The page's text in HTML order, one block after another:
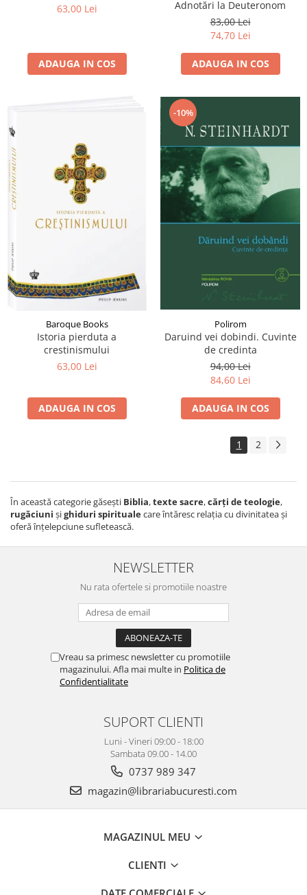
63,00 Lei
ADAUGA IN COS
Adnotări la Deuteronom
83,00 Lei
74,70 Lei
ADAUGA IN COS
Baroque Books
Istoria pierduta a
crestinismului
63,00 Lei
ADAUGA IN COS
-10%
Polirom
Daruind vei dobindi. Cuvinte
de credinta
94,00 Lei
84,60 Lei
ADAUGA IN COS
1 2
În această categorie găsești Biblia,texte sacre,cărți de teologie,
rugăciuni șighiduri spiritualecare întăresc relația cu divinitatea și
oferă înțelepciune sufletească.
NEWSLETTER
Nu rata ofertele si promotiile noastre
Vreau sa primesc newsletter cu promotiile
magazinului. Afla mai multe in Politica de
Confidentialitate
SUPORT CLIENTI
Luni - Vineri 09:00 - 18:00
Sambata 09.00 - 14.00
0737 989 347
magazin@librariabucuresti.com
MAGAZINUL MEU
CLIENTI